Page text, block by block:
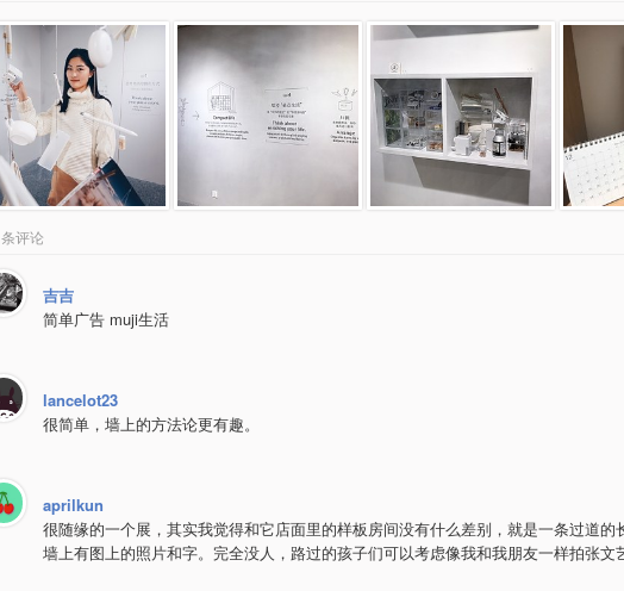
条评论
吉吉
简单广告 muji生活
lancelot23
很简单，墙上的方法论更有趣。
aprilkun
很随缘的一个展，其实我觉得和它店面里的样板房间没有什么差别，就是一条过道的
墙上有图上的照片和字。完全没人，路过的孩子们可以考虑像我和我朋友一样拍张文